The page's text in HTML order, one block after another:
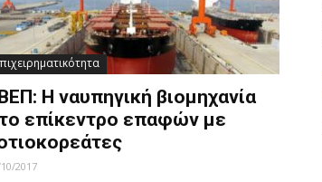
Η ναυπηγική βιομηχανία
επίκεντρο επαφών με
2017